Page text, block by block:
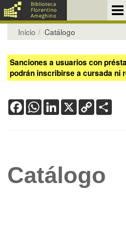
Inicio Catálogo
Sanciones a usuarios con
podrán inscribirse a cursada ni
FacebookWhatsApp
LinkedIn
X Copy
Link
Catálogo